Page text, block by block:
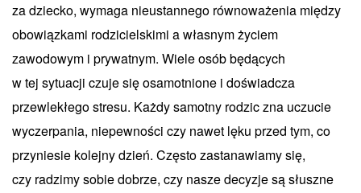
za dziecko, wymaga nieustannego równoważenia między
obowiązkami rodzicielskimi a własnym życiem
zawodowym i prywatnym. Wiele osób będących
w tej sytuacji czuje się osamotnione i doświadcza
przewlekłego stresu. Każdy samotny rodzic zna uczucie
wyczerpania, niepewności czy nawet lęku przed tym, co
przyniesie kolejny dzień. Często zastanawiamy się,
czy radzimy sobie dobrze, czy nasze decyzje są słuszne